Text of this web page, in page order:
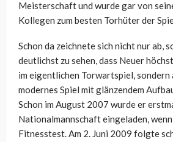
Meisterschaft und wurde gar von
Kollegen zum besten Torhüter der
Schon da zeichnete sich nicht nur ab,
deutlichst zu sehen, dass Neuer
im eigentlichen Torwartspiel, sondern
modernes Spiel mit glänzendem
Schon im August 2007 wurde er
Nationalmannschaft eingeladen, wenn
Fitnesstest. Am 2. Juni 2009 folgte